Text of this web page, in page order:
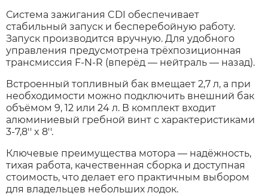
Xiaomi
xDevice
Zaxboard
Система зажигания CDI обеспечивает
стабильный запуск и бесперебойную работу.
Запуск производится вручную. Для удобного
управления предусмотрена трёхпозиционная
трансмиссия F-N-R (вперёд — нейтраль — назад).
Встроенный топливный бак вмещает 2,7 л, а при
необходимости можно подключить внешний бак
объёмом 9, 12 или 24 л. В комплект входит
алюминиевый гребной винт с характеристиками
3-7,8'' x 8''.
Ключевые преимущества мотора — надёжность,
тихая работа, качественная сборка и доступная
стоимость, что делает его практичным выбором
для владельцев небольших лодок.